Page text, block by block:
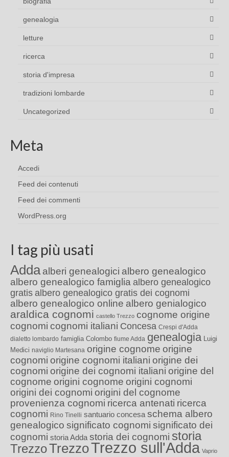
genealogia
letture
ricerca
storia d'impresa
tradizioni lombarde
Uncategorized
Meta
Accedi
Feed dei contenuti
Feed dei commenti
WordPress.org
I tag più usati
Adda alberi genealogici albero genealogico
albero genealogico famiglia albero genealogico
gratis albero genealogico gratis dei cognomi
albero genealogico online albero genialogico
araldica cognomi castello Trezzo cognome origine
cognomi cognomi italiani Concesa Crespi d'Adda
dialetto lombardo famiglia Colombo fiume Adda genealogia Luigi
Medici naviglio Martesana origine cognome origine
cognomi origine cognomi italiani origine dei
cognomi origine dei cognomi italiani origine del
cognome origini cognome origini cognomi
origini dei cognomi origini del cognome
provenienza cognomi ricerca antenati ricerca
cognomi Rino Tinelli santuario concesa schema albero
genealogico significato cognomi significato dei
cognomi storia Adda storia dei cognomi storia
TrezzoTrezzoTrezzo sull'Adda Vaprio